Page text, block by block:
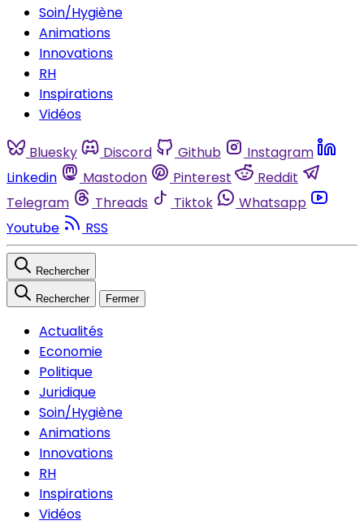
Soin/Hygiène
Animations
Innovations
RH
Inspirations
Vidéos
Bluesky Discord Github
Instagram
Linkedin
Mastodon Pinterest
Reddit
Telegram
Threads Tiktok
Whatsapp
Youtube
RSS
Rechercher
Rechercher Fermer
Actualités
Economie
Politique
Juridique
Soin/Hygiène
Animations
Innovations
RH
Inspirations
Vidéos